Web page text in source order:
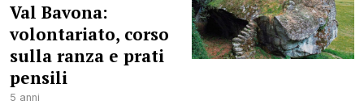
Val Bavona:
volontariato, corso
sulla ranza e prati
pensili
5 anni